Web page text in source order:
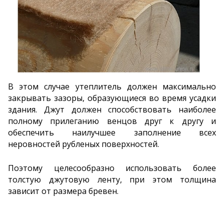
В этом случае утеплитель должен максимально
закрывать зазоры, образующиеся во время усадки
здания. Джут должен способствовать наиболее
полному прилеганию венцов друг к другу и
обеспечить наилучшее заполнение всех
неровностей рубленых поверхностей.
Поэтому целесообразно использовать более
толстую джутовую ленту, при этом толщина
зависит от размера бревен.